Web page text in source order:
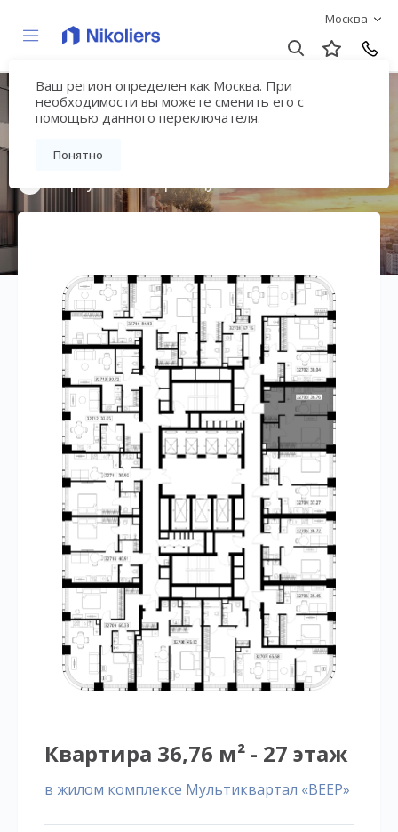
Москва
Ваш регион определен как Москва. При
необходимости вы можете сменить его с
помощью данного переключателя.
Понятно
Мультиквартал
«ВЕЕР»
Квартира 36,76 м² - 27 этаж
в жилом комплексе Мультиквартал «ВЕЕР»